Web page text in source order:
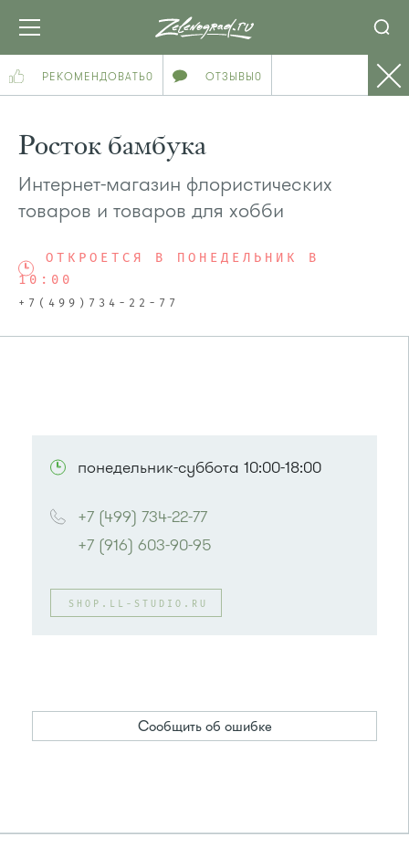
РЕКОМЕНДОВАТЬ0 ОТЗЫВЫ0
Росток бамбука
Интернет-магазин флористических
товаров и товаров для хобби
ОТКРОЕТСЯ В ПОНЕДЕЛЬНИК В
10:00
+7(499)734-22-77
понедельник-суббота 10:00-18:00
+7 (499) 734-22-77
+7 (916) 603-90-95
SHOP.LL-STUDIO.RU
Сообщить об ошибке